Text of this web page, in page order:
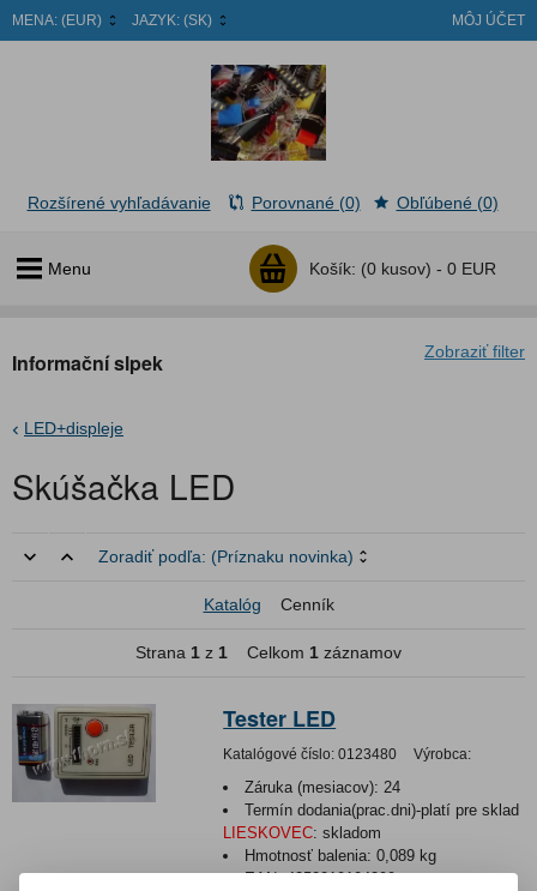
MENA: (EUR) JAZYK: (SK) MÔJ ÚČET
Menu Košík: (0 kusov) - 0 EUR
Rozšírené vyhľadávanie Porovnané (0) Obľúbené (0)
Zobraziť filter
Informační slpek
LED+displeje
Skúšačka LED
Zoradiť podľa: (Príznaku novinka)
Katalóg Cenník
Strana 1 z 1 Celkom 1 záznamov
Tester LED
Katalógové číslo: 0123480 Výrobca:
Záruka (mesiacov): 24
Termín dodania(prac.dni)-platí pre sklad
LIESKOVEC: skladom
Hmotnosť balenia:0,089 kg
EAN:4250019104299